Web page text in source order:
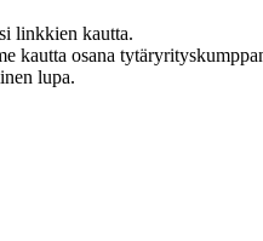
linkkien kautta.
osana
lupa.